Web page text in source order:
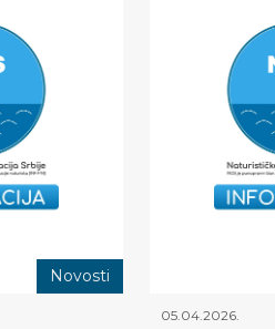
Novosti
05.04.2026.